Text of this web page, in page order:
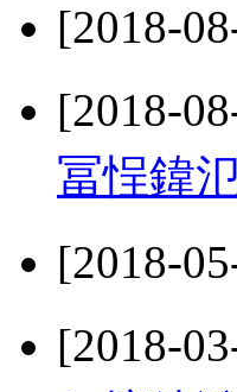
[2018-
[2018-
冨悜鍏
[2018-
[2018-